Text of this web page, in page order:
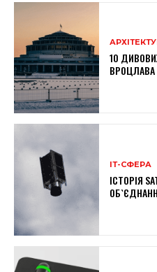
10
ВРОЦЛАВА
ІТ-СФЕРА
ІСТОРІЯ